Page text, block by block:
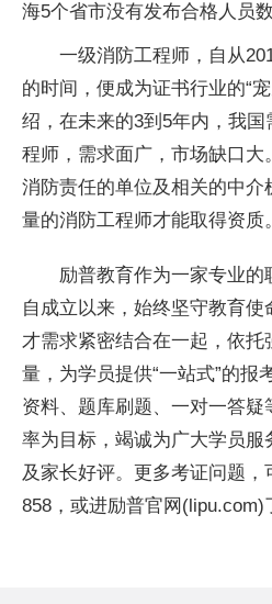
海5个省市没有发布合格人员数
一级消防工程师，自从
的时间，便成为证书行业的“
绍，在未来的3到5年内，我国
程师，需求面广，市场缺口
消防责任的单位及相关的中介
量的消防工程师才能取得资质。
励普教育作为一家专业的
自成立以来，始终坚守教育使
才需求紧密结合在一起，依托
量，为学员提供“一站式”的报
资料、题库刷题、一对一答
率为目标，竭诚为广大学员服
及家长好评。更多考证问题，
858，或进励普官网(lipu.com)